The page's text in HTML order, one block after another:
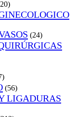
(24)
(56)
LIGADURAS